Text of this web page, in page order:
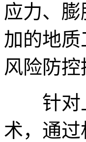
应力、
加的地
风险防控
针对上
术，通